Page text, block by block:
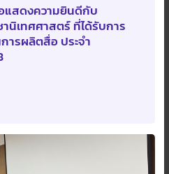
แสดงความยินดีกับ
นิเทศศาสตร์ ที่ได้รับการ
รผลิตสื่อ ประจํา